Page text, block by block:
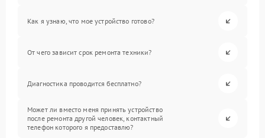
Как я узнаю, что мое устройство готово?
От чего зависит срок ремонта техники?
Диагностика проводится бесплатно?
Может ли вместо меня принять устройство
после ремонта другой человек, контактный
телефон которого я предоставлю?